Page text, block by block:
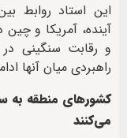
این استاد روابط
آینده، آمریکا و
و رقابت سنگینی
راهبردی میان آنها
کشورهای منطقه به
می‌کنند